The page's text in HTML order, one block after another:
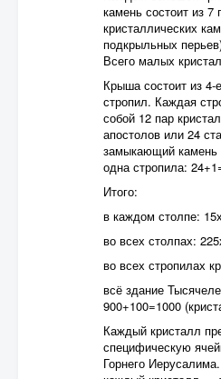
камень состоит из
кристаллических
подкрыльных
Всего малых
Крыша состоит из 4-
стропил. Каждая
собой 12 пар
апостолов или 24
замыкающий камень
одна стропила:
Итого:
в каждом столпе:
во всех столпах:
во всех стропилах
всё здание
900+100=1000
Каждый кристалл
специфическую
Горнего